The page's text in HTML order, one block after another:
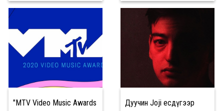
"MTV Video Music Awards
Дуучин Joji есдүгээр